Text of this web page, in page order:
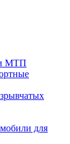
МТП
для